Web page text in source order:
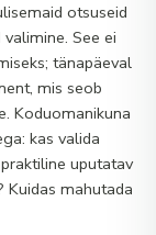
otsuseid
valimine. See ei
tänapäeval
mis seob
Koduomanikuna
kas valida
uputatav
Kuidas mahutada